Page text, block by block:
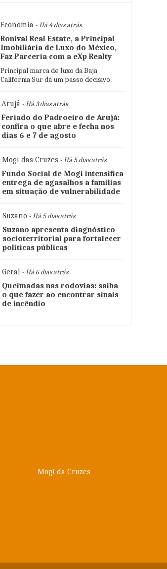
Economia - Há 4 dias atrás
Ronival Real Estate, a Principal
Imobiliária de Luxo do México,
Faz Parceria com a eXp Realty
Principal marca de luxo da Baja
California Sur dá um passo decisivo
Arujá - Há 3 dias atrás
Feriado do Padroeiro de Arujá:
confira o que abre e fecha nos
dias 6 e 7 de agosto
Mogi das Cruzes - Há 5 dias atrás
Fundo Social de Mogi intensifica
entrega de agasalhos a famílias
em situação de vulnerabilidade
Suzano - Há 5 dias atrás
Suzano apresenta diagnóstico
socioterritorial para fortalecer
políticas públicas
Geral - Há 6 dias atrás
Queimadas nas rodovias: saiba
o que fazer ao encontrar sinais
de incêndio
Mogi da Cruzes